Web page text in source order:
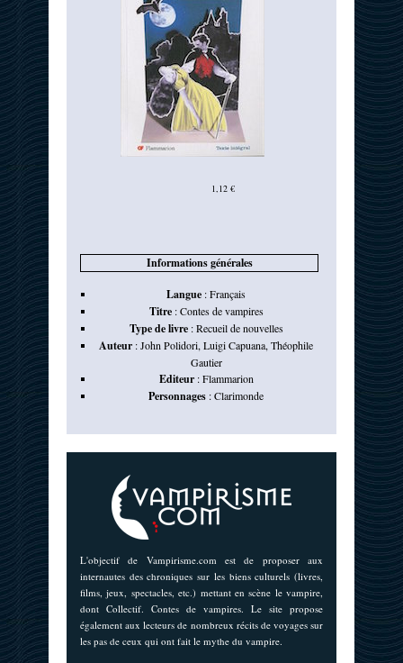
1,12 €
Informations générales
Langue :Français
Titre:Contes de vampires
Type de livre:Recueil de nouvelles
Auteur :John Polidori,Luigi Capuana,Théophile
Gautier
Editeur:Flammarion
Personnages :Clarimonde
L'objectif de Vampirisme.com est de proposer aux
internautes des chroniques sur les biens culturels (livres,
films, jeux, spectacles, etc.) mettant en scène le vampire,
dont Collectif. Contes de vampires. Le site propose
également aux lecteurs de nombreux récits de voyages sur
les pas de ceux qui ont fait le mythe du vampire.